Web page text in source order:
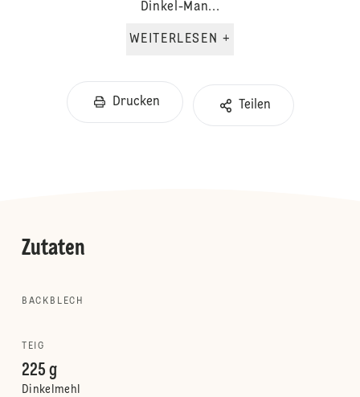
Dinkel-Man...
WEITERLESEN +
Drucken Teilen
Zutaten
BACKBLECH
TEIG
225 g
Dinkelmehl